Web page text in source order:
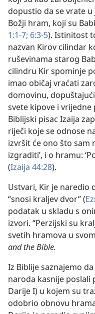
dopustio da se vrate
Božji hram, koji su
1:1-7; 6:3-5). Istinitost
nazvan Kirov cilindar
ruševinama starog
cilindru Kir spominje
imao običaj vraćati
domovinu,
svete kipove i
Biblijski pisac Izaija
riječi koje se odnose
izvršit će ono što sam
izgraditi’, i o hramu:
(Izaija 44:28).
Ustvari, Kir je naredio
“snosi kraljev dvor” (
podatak u skladu s
izvori. “Perzijski su
svetih hramova u
and the Bible.
Iz Biblije saznajemo
naroda kasnije poslali
Darije I) u kojem su
odobrio obnovu